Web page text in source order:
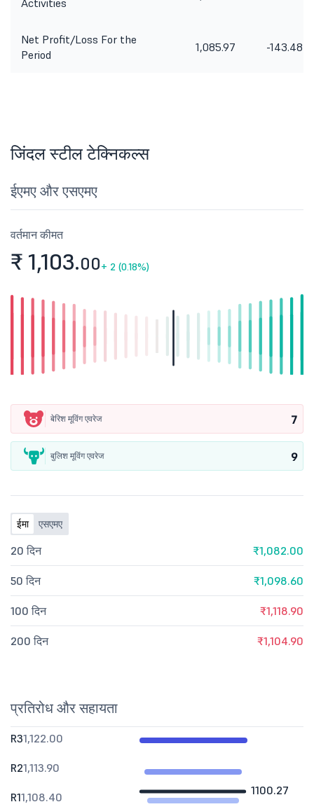
Activities
Net Profit/Loss For the
Period
1,085.97 -143.48
जिंदल स्टील टेक्निकल्स
ईएमए और एसएमए
वर्तमान कीमत
₹ 1,103.00+ 2 (0.18%)
बेरिश मूविंग एवरेज 7
बुलिश मूविंग एवरेज 9
ईमा एसएमए
20 दिन ₹1,082.00
50 दिन ₹1,098.60
100 दिन ₹1,118.90
200 दिन ₹1,104.90
प्रतिरोध और सहायता
1100.27
R31,122.00
R21,113.90
R11,108.40